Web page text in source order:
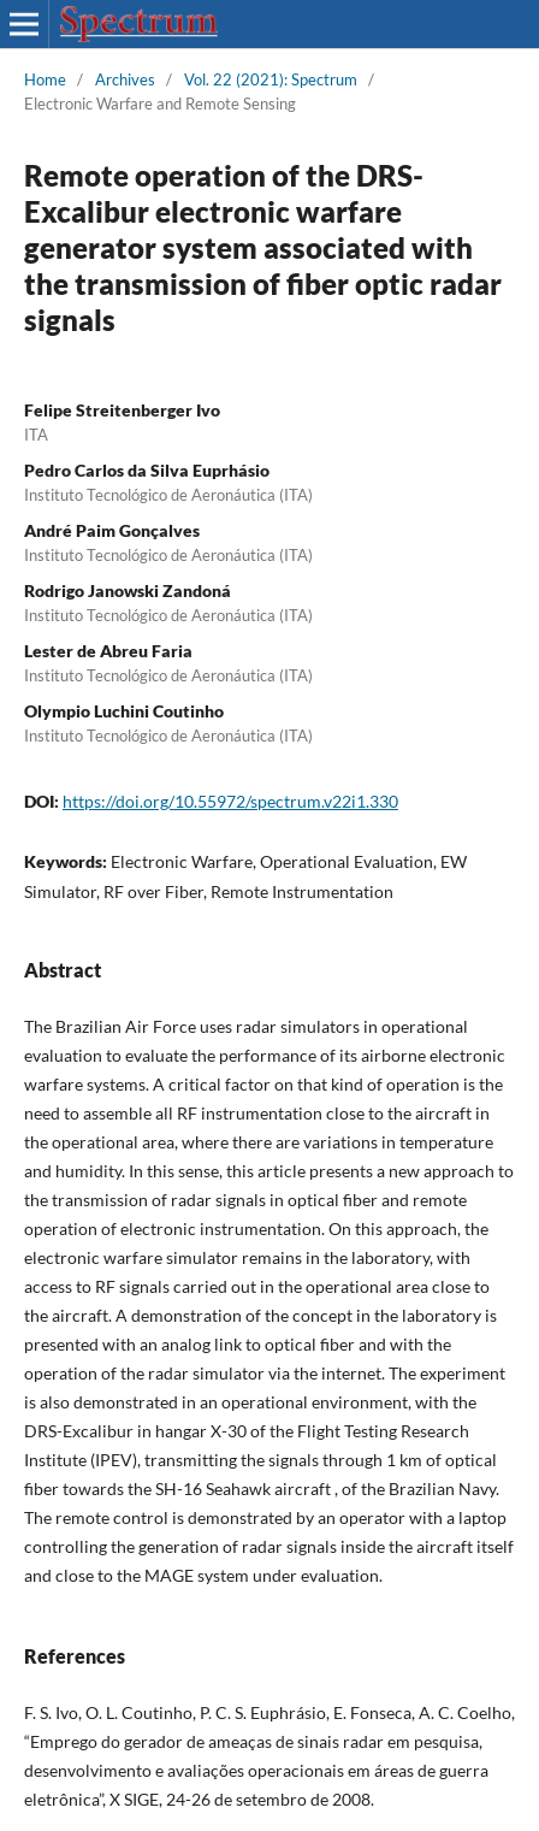
Home / Archives / Vol. 22 (2021): Spectrum
/
Electronic Warfare and Remote Sensing
Remote operation of the DRS-
Excalibur electronic warfare
generator system associated with
the transmission of fiber optic radar
signals
Felipe Streitenberger Ivo
ITA
Pedro Carlos da Silva Euprhásio
Instituto Tecnológico de Aeronáutica (ITA)
André Paim Gonçalves
Instituto Tecnológico de Aeronáutica (ITA)
Rodrigo Janowski Zandoná
Instituto Tecnológico de Aeronáutica (ITA)
Lester de Abreu Faria
Instituto Tecnológico de Aeronáutica (ITA)
Olympio Luchini Coutinho
Instituto Tecnológico de Aeronáutica (ITA)
DOI: https://doi.org/10.55972/spectrum.v22i1.330
Keywords: Electronic Warfare, Operational Evaluation, EW
Simulator, RF over Fiber, Remote Instrumentation
Abstract
The Brazilian Air Force uses radar simulators in operational
evaluation to evaluate the performance of its airborne electronic
warfare systems. A critical factor on that kind of operation is the
need to assemble all RF instrumentation close to the aircraft in
the operational area, where there are variations in temperature
and humidity. In this sense, this article presents a new approach to
the transmission of radar signals in optical fiber and remote
operation of electronic instrumentation. On this approach, the
electronic warfare simulator remains in the laboratory, with
access to RF signals carried out in the operational area close to
the aircraft. A demonstration of the concept in the laboratory is
presented with an analog link to optical fiber and with the
operation of the radar simulator via the internet. The experiment
is also demonstrated in an operational environment, with the
DRS-Excalibur in hangar X-30 of the Flight Testing Research
Institute (IPEV), transmitting the signals through 1 km of optical
fiber towards the SH-16 Seahawk aircraft , of the Brazilian Navy.
The remote control is demonstrated by an operator with a laptop
controlling the generation of radar signals inside the aircraft itself
and close to the MAGE system under evaluation.
References
F. S. Ivo, O. L. Coutinho, P. C. S. Euphrásio, E. Fonseca, A. C. Coelho,
“Emprego do gerador de ameaças de sinais radar em pesquisa,
desenvolvimento e avaliações operacionais em áreas de guerra
eletrônica”, X SIGE, 24-26 de setembro de 2008.